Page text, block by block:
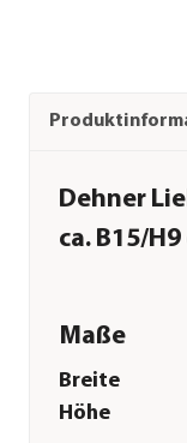
Dehner
ca. B15/H9
Maße
Breite
Höhe